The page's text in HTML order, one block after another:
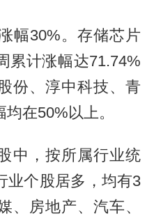
幅30%。存储芯片
累计涨幅达71.74%
份、淳中科技、青
在50%以上。
中，按所属行业统
业个股居多，均有3
、房地产、汽车、